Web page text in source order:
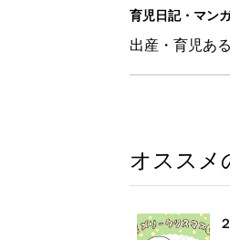
育児日記・マン
出産・育児あ
オススメ